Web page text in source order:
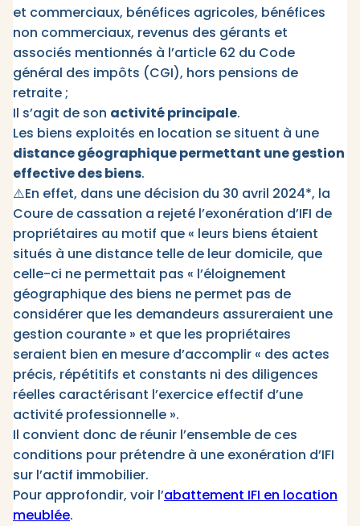
et commerciaux, bénéfices agricoles, bénéfices
non commerciaux, revenus des gérants et
associés mentionnés à l’article 62 du Code
général des impôts (CGI), hors pensions de
retraite ;
Il s’agit de son activité principale.
Les biens exploités en location se situent à une
distance géographique permettant une gestion
effective des biens.
⚠️En effet, dans une décision du 30 avril 2024*, la
Coure de cassation a rejeté l’exonération d’IFI de
propriétaires au motif que « leurs biens étaient
situés à une distance telle de leur domicile, que
celle-ci ne permettait pas « l’éloignement
géographique des biens ne permet pas de
considérer que les demandeurs assureraient une
gestion courante » et que les propriétaires
seraient bien en mesure d’accomplir « des actes
précis, répétitifs et constants ni des diligences
réelles caractérisant l’exercice effectif d’une
activité professionnelle ».
Il convient donc de réunir l’ensemble de ces
conditions pour prétendre à une exonération d’IFI
sur l’actif immobilier.
Pour approfondir, voir l’abattement IFI en location
meublée.